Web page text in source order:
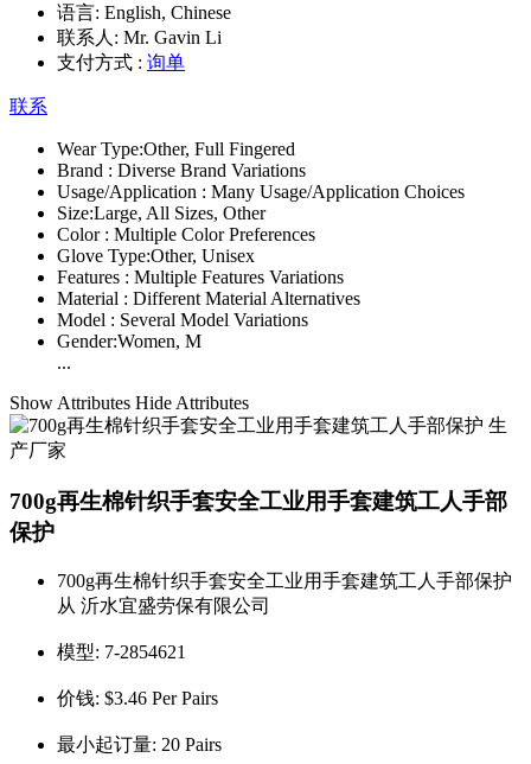
语言: English, Chinese
联系人: Mr. Gavin Li
支付方式 : 询单
联系
Wear Type:Other, Full Fingered
Brand : Diverse Brand Variations
Usage/Application : Many Usage/Application Choices
Size:Large, All Sizes, Other
Color : Multiple Color Preferences
Glove Type:Other, Unisex
Features : Multiple Features Variations
Material : Different Material Alternatives
Model : Several Model Variations
Gender:Women, M
...
Show Attributes Hide Attributes
700g再生棉针织手套安全工业用手套建筑工人手部
保护
700g再生棉针织手套安全工业用手套建筑工人手部保护
从 沂水宜盛劳保有限公司
模型: 7-2854621
价钱: $3.46 Per Pairs
最小起订量: 20 Pairs